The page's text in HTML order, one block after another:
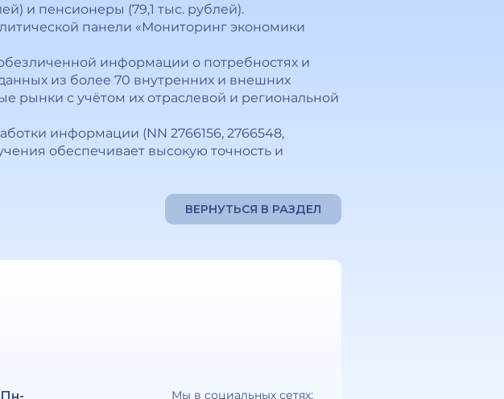
и пенсионеры (79,1 тыс. рублей).
панели «Мониторинг экономики
информации о потребностях и
из более 70 внутренних и внешних
рынки с учётом их отраслевой и региональной
информации (NN 2766156, 2766548,
обеспечивает высокую точность и
ВЕРНУТЬСЯ В РАЗДЕЛ
Мы в социальных сетях: